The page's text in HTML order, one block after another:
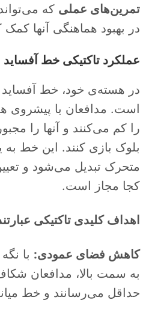
تمرین‌های عملی که
در بهبود هماهنگی آنها کمک
عملکرد تاکتیکی خط آفساید
در هسته‌ی خود، خط
است. مدافعان با پیشروی
را کم می‌کنند و آنها را
بلوک بازی کنند. این خط
متحرک تبدیل می‌شود و
کجا مجاز است.
اهداف کلیدی تاکتیکی
کاهش فضای عمودی: با
به سمت بالا، مدافعان
حداقل می‌رسانند و خط